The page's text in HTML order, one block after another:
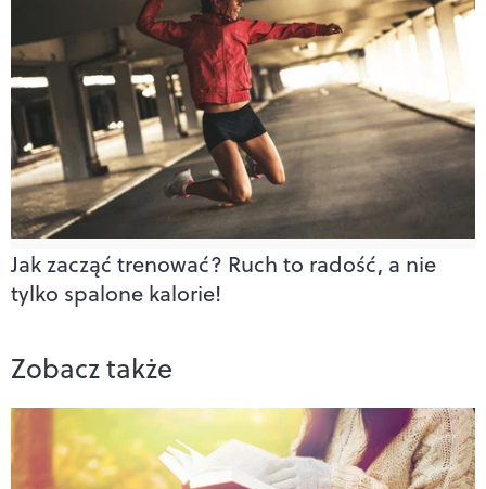
Jak zacząć trenować? Ruch to radość, a nie
tylko spalone kalorie!
Zobacz także